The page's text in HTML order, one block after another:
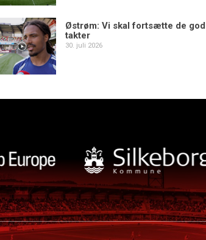
Østrøm: Vi skal fortsætte de
takter
30. juli 2026